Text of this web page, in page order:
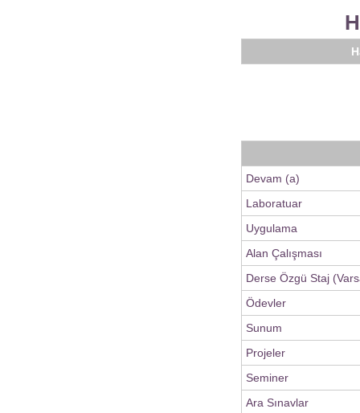
Devam (a)
Laboratuar
Uygulama
Alan Çalışması
Derse Özgü Staj
Ödevler
Sunum
Projeler
Seminer
Ara Sınavlar